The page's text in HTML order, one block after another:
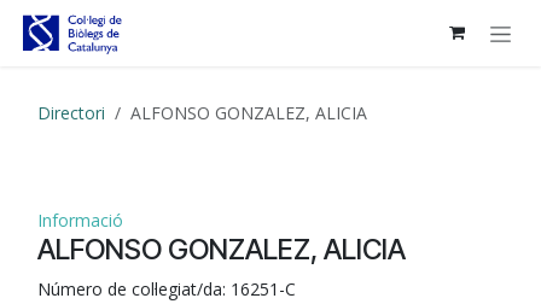
Skip to Content
Directori ALFONSO GONZALEZ, ALICIA
Informació
ALFONSO GONZALEZ, ALICIA
Número de col·legiat/da: 16251-C